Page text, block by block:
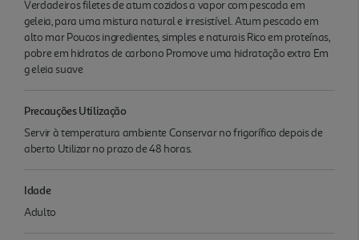
Verdadeiros filetes de atum cozidos a vapor com pescada em
geleia, para uma mistura natural e irresistível. Atum pescado em
alto mar Poucos ingredientes, simples e naturais Rico em proteínas,
pobre em hidratos de carbono Promove uma hidratação extra Em
g eleia suave
Precauções Utilização
Servir à temperatura ambiente Conservar no frigorífico depois de
aberto Utilizar no prazo de 48 horas.
Idade
Adulto